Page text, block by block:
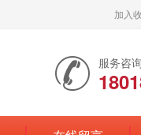
加入
服务咨